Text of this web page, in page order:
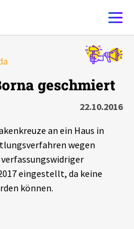
melden
geschmiert
22.10.2016
an ein Haus in
wegen
eingestellt, da keine
können.
?